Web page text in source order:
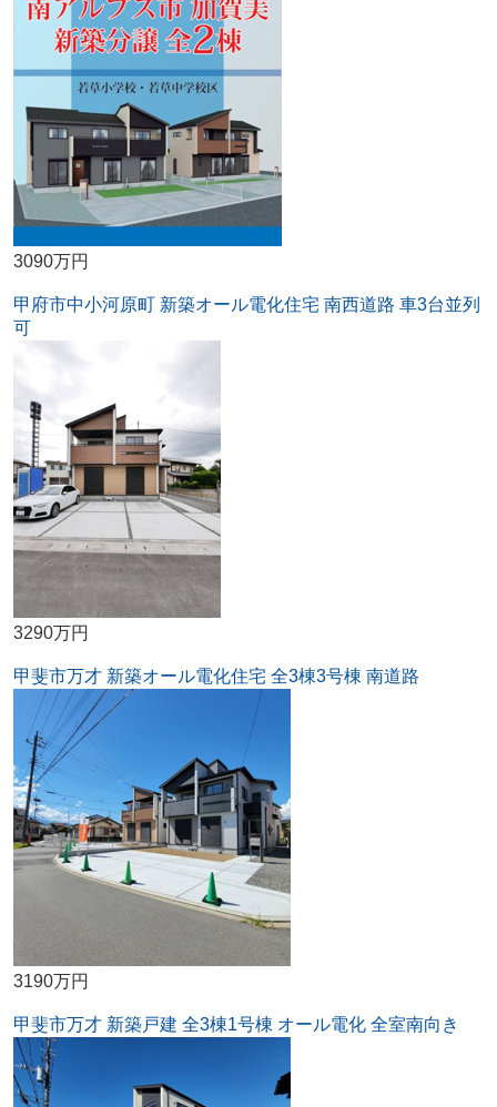
3090万円
甲府市中小河原町 新築オール電化住宅 南西道路 車3台並列
可
3290万円
甲斐市万才 新築オール電化住宅 全3棟3号棟 南道路
3190万円
甲斐市万才 新築戸建 全3棟1号棟 オール電化 全室南向き